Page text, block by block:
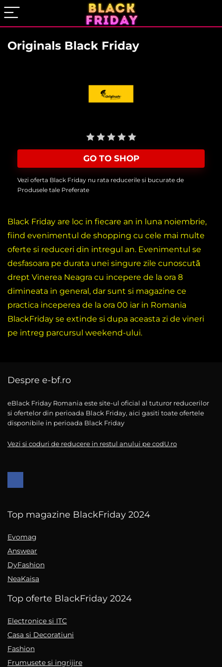
Originals Black Friday
GO TO SHOP
Vezi oferta Black Friday nu rata reducerile si bucurate de
Produsele tale Preferate
Black Friday are loc in fiecare an in luna noiembrie,
fiind evenimentul de shopping cu cele mai multe
oferte si reduceri din intregul an. Evenimentul se
desfasoara pe durata unei singure zile cunoscută
drept Vinerea Neagra cu incepere de la ora 8
dimineata in general, dar sunt si magazine ce
practica inceperea de la ora 00 iar in Romania
BlackFriday se extinde si dupa aceasta zi de vineri
pe intreg parcursul weekend-ului.
Despre e-bf.ro
eBlack Friday Romania este site-ul oficial al tuturor reducerilor
si ofertelor din perioada Black Friday, aici gasiti toate ofertele
disponibile in perioada Black Friday
Vezi si coduri de reducere in restul anului pe codU.ro
Top magazine BlackFriday 2024
Evomag
Answear
DyFashion
NeaKaisa
Top oferte BlackFriday 2024
Electronice si ITC
Casa si Decoratiuni
Fashion
Frumusete si ingrijire